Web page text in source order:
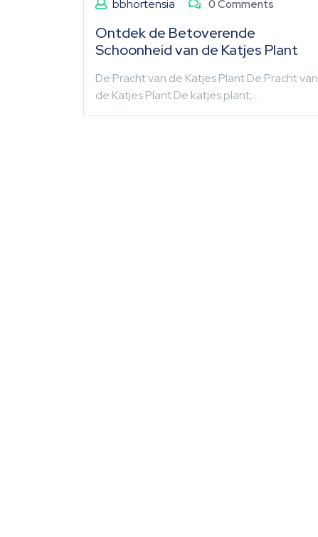
bbhortensia 0 Comments
Ontdek de Betoverende
Schoonheid van de Katjes Plant
De Pracht van de Katjes Plant De Pracht van
de Katjes Plant De katjes plant,…